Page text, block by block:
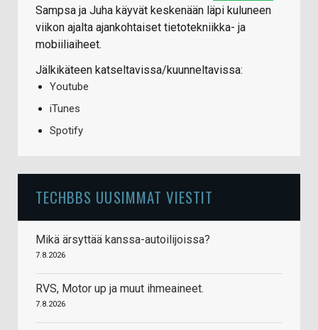
Sampsa ja Juha käyvät keskenään läpi kuluneen
viikon ajalta ajankohtaiset tietotekniikka- ja
mobiiliaiheet.
Jälkikäteen katseltavissa/kuunneltavissa:
Youtube
iTunes
Spotify
TECHBBS UUSIMMAT VIESTIT
Mikä ärsyttää kanssa-autoilijoissa?
7.8.2026
RVS, Motor up ja muut ihmeaineet.
7.8.2026